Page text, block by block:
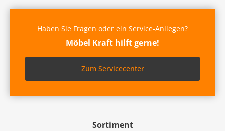
Sortiment
Haben Sie Fragen oder ein Service-Anliegen?
Möbel Kraft hilft gerne!
Zum Servicecenter